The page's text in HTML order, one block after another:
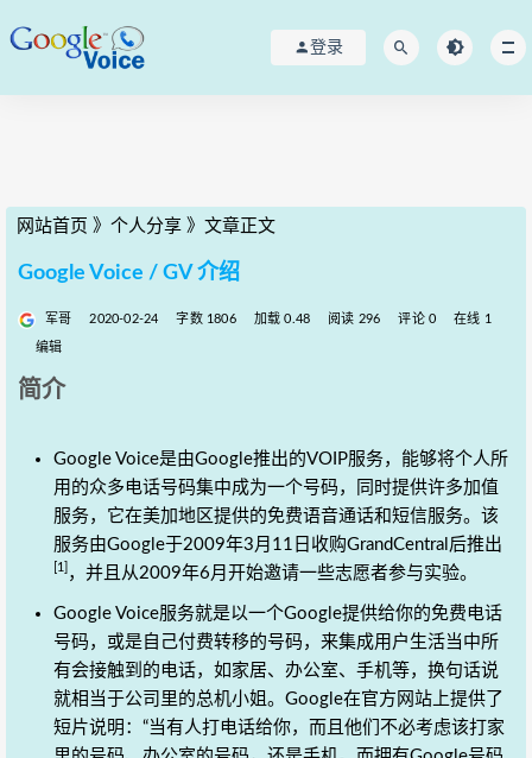
登录
网站首页 》 个人分享 》 文章正文
Google Voice / GV 介绍
军哥 2020-02-24 字数 1806 加载 0.48 阅读 296 评论 0 在线 1
编辑
简介
Google Voice是由Google推出的VOIP服务，能够将个人所
用的众多电话号码集中成为一个号码，同时提供许多加值
服务，它在美加地区提供的免费语音通话和短信服务。该
服务由Google于2009年3月11日收购GrandCentral后推出
[1] ，并且从2009年6月开始邀请一些志愿者参与实验。
Google Voice服务就是以一个Google提供给你的免费电话
号码，或是自己付费转移的号码，来集成用户生活当中所
有会接触到的电话，如家居、办公室、手机等，换句话说
就相当于公司里的总机小姐。Google在官方网站上提供了
短片说明：“当有人打电话给你，而且他们不必考虑该打家